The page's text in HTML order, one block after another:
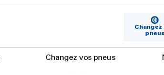
Changez
pneus
Changez vos pneus